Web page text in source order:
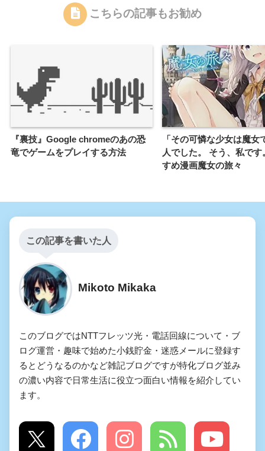
こちらの記事もお勧め
『裏技』Google chromeのあの恐
竜でゲームをプレイする方法
「その可憐な少女は魔女
人でした。 そう、私です
すめ漫画魔女の旅々
この記事を書いた人
Mikoto Mikaka
このブログではNTTフレッツ光・電話回線について・ブ
ログ運営・趣味で始めた小銭貯金・迷惑メールに登録す
るとどうなるのかなど雑記ブログですが特化ブログ並み
の濃い内容で日常生活に役立つ面白い情報を紹介してい
ます。